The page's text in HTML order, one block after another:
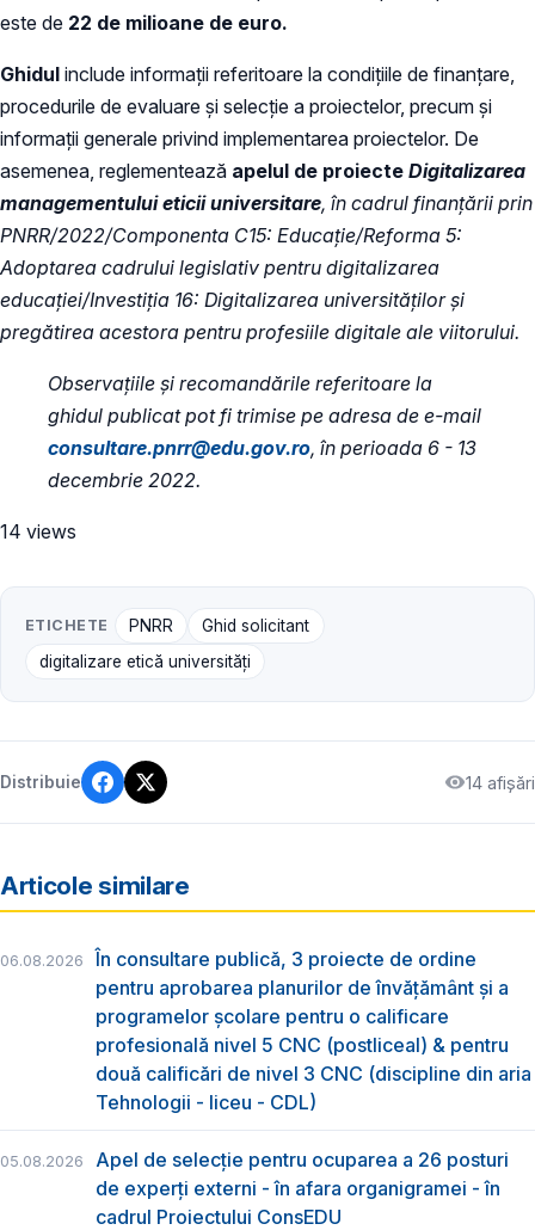
este de 22 de milioane de euro.
Ghidul include informații referitoare la condițiile de finanțare,
procedurile de evaluare și selecție a proiectelor, precum și
informații generale privind implementarea proiectelor. De
asemenea, reglementează apelul de proiecte Digitalizarea
managementului eticii universitare, în cadrul finanțării prin
PNRR/2022/Componenta C15: Educație/Reforma 5:
Adoptarea cadrului legislativ pentru digitalizarea
educației/Investiția 16: Digitalizarea universităților și
pregătirea acestora pentru profesiile digitale ale viitorului.
Observațiile și recomandările referitoare la
ghidul publicat pot fi trimise pe adresa de e-mail
consultare.pnrr@edu.gov.ro, în perioada 6 - 13
decembrie 2022.
14 views
ETICHETE PNRR
Ghid solicitant
digitalizare etică universități
Distribuie 14 afișări
Articole similare
06.08.2026
În consultare publică, 3 proiecte de ordine
pentru aprobarea planurilor de învățământ și a
programelor școlare pentru o calificare
profesională nivel 5 CNC (postliceal) & pentru
două calificări de nivel 3 CNC (discipline din aria
Tehnologii - liceu - CDL)
05.08.2026
Apel de selecție pentru ocuparea a 26 posturi
de experți externi - în afara organigramei - în
cadrul Proiectului ConsEDU